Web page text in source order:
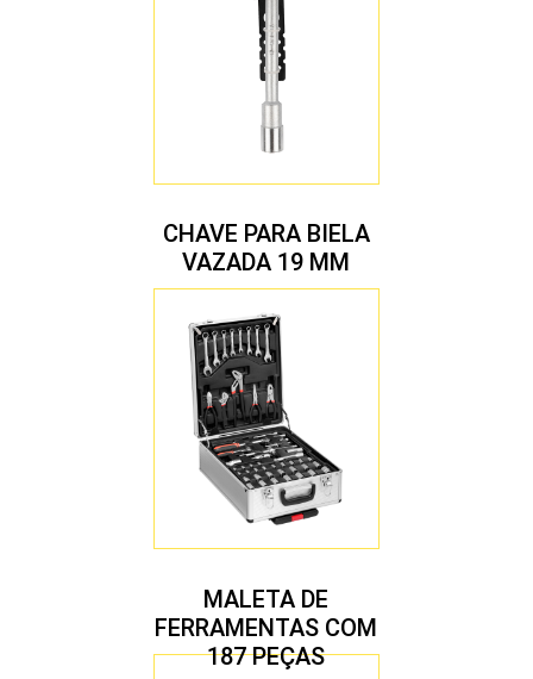
CHAVE PARA BIELA
VAZADA 19 MM
MALETA DE
FERRAMENTAS COM
187 PEÇAS